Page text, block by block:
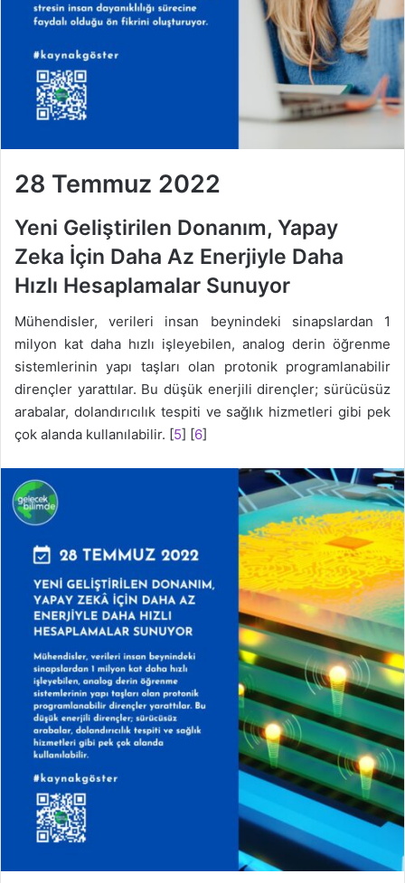
28 Temmuz 2022
Yeni Geliştirilen Donanım, Yapay
Zeka İçin Daha Az Enerjiyle Daha
Hızlı Hesaplamalar Sunuyor
Mühendisler, verileri insan beynindeki sinapslardan 1
milyon kat daha hızlı işleyebilen, analog derin öğrenme
sistemlerinin yapı taşları olan protonik programlanabilir
dirençler yarattılar. Bu düşük enerjili dirençler; sürücüsüz
arabalar, dolandırıcılık tespiti ve sağlık hizmetleri gibi pek
çok alanda kullanılabilir. [5] [6]